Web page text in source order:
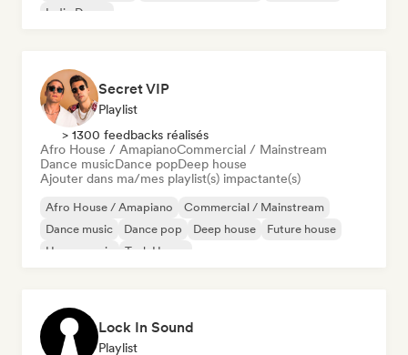
Indie Dance
Secret VIP
Playlist
> 1300 feedbacks réalisés
Afro House / AmapianoCommercial / Mainstream
Dance musicDance popDeep house
Ajouter dans ma/mes playlist(s) impactante(s)
Afro House / Amapiano
Commercial / Mainstream
Dance music
Dance pop Deep house
Future house
House music
Tech House
Lock In Sound
Playlist